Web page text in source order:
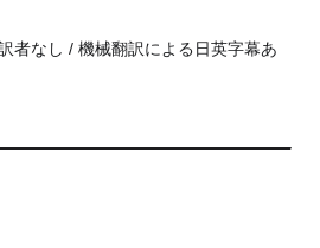
者なし / 機械翻訳による日英字幕あ